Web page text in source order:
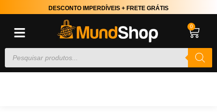
DESCONTO IMPERDÍVEIS + FRETE GRÁTIS
0